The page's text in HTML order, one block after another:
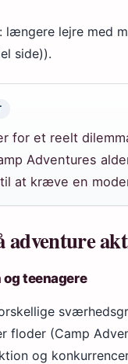
længere lejre med
side)).
for et reelt
Adventures
at kræve en
adventure
teenagere
floder (Camp
og